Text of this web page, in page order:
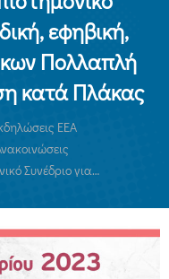
εφηβική,
Πολλαπλή
κατά Πλάκας
ΕΕΑ
Συνέδριο για…